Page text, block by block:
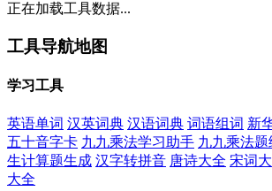
正在加载工具数据...
工具导航地图
学习工具
英语单词 汉英词典 汉语词典 词语组词 新
五十音字卡 九九乘法学习助手 九九乘法
生计算题生成 汉字转拼音 唐诗大全 宋词
大全